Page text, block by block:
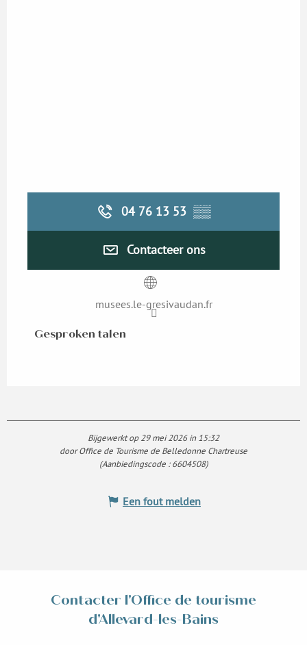
04 76 13 53 ▒▒
Contacteer ons
musees.le-gresivaudan.fr
Gesproken talen
Gesproken talen
Bijgewerkt op 29 mei 2026 in 15:32
door Office de Tourisme de Belledonne Chartreuse
(Aanbiedingscode :6604508)
Een fout melden
Contacter l'Office de tourisme
d'Allevard-les-Bains